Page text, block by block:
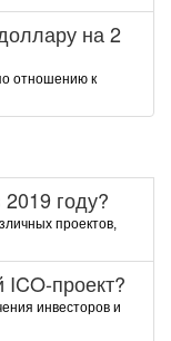
на 2
отношению к
году?
проектов,
ICO-проект?
инвесторов и